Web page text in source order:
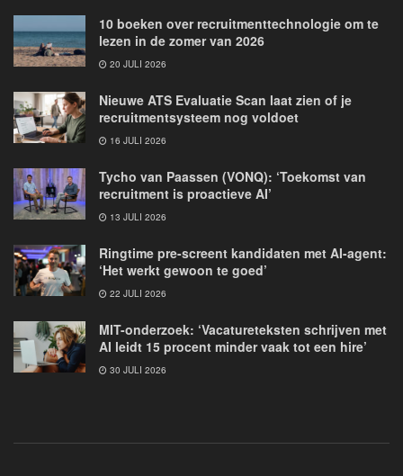
10 boeken over recruitmenttechnologie om te
lezen in de zomer van 2026
20 JULI 2026
Nieuwe ATS Evaluatie Scan laat zien of je
recruitmentsysteem nog voldoet
16 JULI 2026
Tycho van Paassen (VONQ): ‘Toekomst van
recruitment is proactieve AI’
13 JULI 2026
Ringtime pre-screent kandidaten met AI-agent:
‘Het werkt gewoon te goed’
22 JULI 2026
MIT-onderzoek: ‘Vacatureteksten schrijven met
AI leidt 15 procent minder vaak tot een hire’
30 JULI 2026